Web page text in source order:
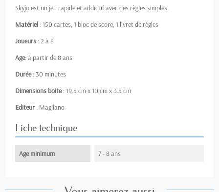
Skyjo est un jeu rapide et addictif avec des règles simples.
Matériel : 150 cartes, 1 bloc de score, 1 livret de règles
Joueurs : 2 à 8
Age: à partir de 8 ans
Durée: 30 minutes
Dimensions boite: 19.5 cm x 10 cm x 3.5 cm
Editeur : Magilano
Fiche technique
Age minimum 7 - 8 ans